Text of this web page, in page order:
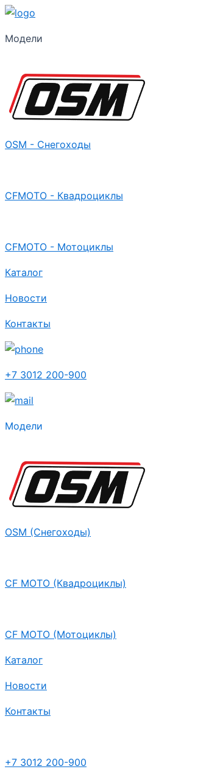
Модели
OSM - Снегоходы
CFMOTO - Квадроциклы
CFMOTO - Мотоциклы
Каталог
Новости
Контакты
+7 3012 200-900
Модели
OSM (Снегоходы)
CF MOTO (Квадроциклы)
CF MOTO (Мотоциклы)
Каталог
Новости
Контакты
+7 3012 200-900